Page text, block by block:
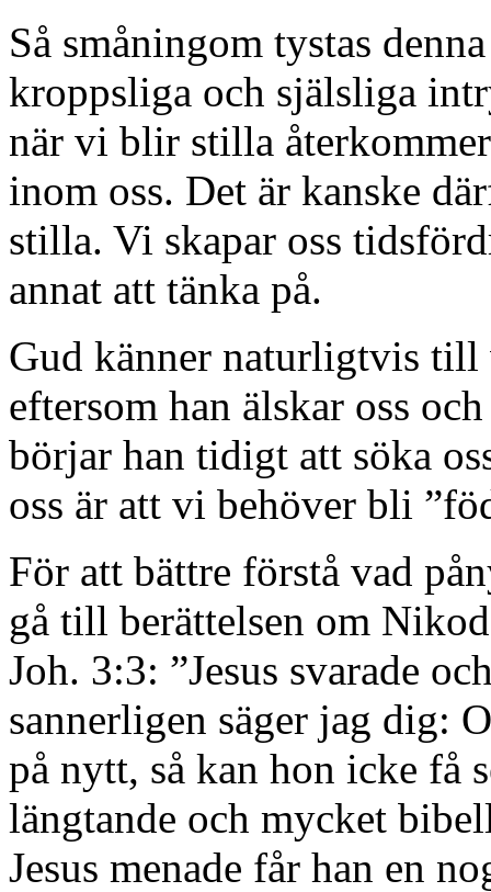
Så småningom tystas
kroppsliga och själsliga
när vi blir stilla
inom oss. Det är kanske
stilla. Vi skapar oss
annat att tänka på.
Gud känner naturligtvis till
eftersom han älskar oss
börjar han tidigt att söka
oss är att vi behöver bli
För att bättre förstå vad
gå till berättelsen om
Joh. 3:3: ”Jesus svarade
sannerligen säger jag dig:
på nytt, så kan hon icke få
längtande och mycket
Jesus menade får han en